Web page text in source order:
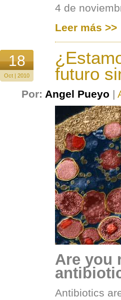
4 de
Leer más >>
18
Oct | 2010
futuro
Por: Angel Pueyo |
Are you
Antibiotics